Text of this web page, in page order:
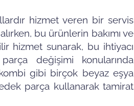
hizmet veren bir servis
bu ürünlerin bakımı ve
hizmet sunarak, bu ihtiyacı
değişimi konularında
kombi gibi birçok beyaz eşya
parça kullanarak tamirat